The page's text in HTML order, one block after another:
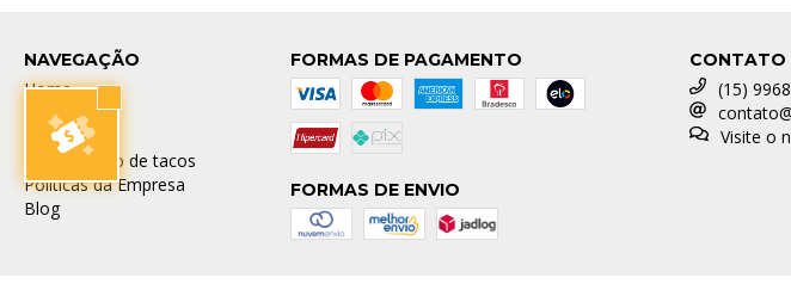
NAVEGAÇÃO
Home
Contato
A Empresa
Comparativo de tacos
Políticas da Empresa
Blog
FORMAS DE PAGAMENTO
FORMAS DE ENVIO
CONTATO
(15)
Visite o